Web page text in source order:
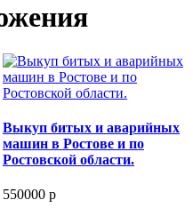
Выкуп битых и аварийных
машин в Ростове и по
Ростовской области.
550000 р